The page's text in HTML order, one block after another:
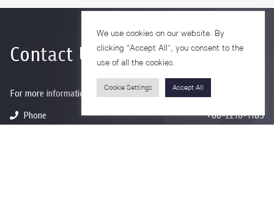
Contact Us
For more information please contact
Phone
+66-2218-1185
We use cookies on our website. By
clicking “Accept All”, you consent to the
use of all the cookies.
Cookie Settings Accept All